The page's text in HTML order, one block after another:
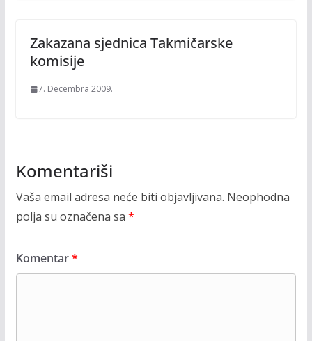
Zakazana sjednica Takmičarske
komisije
7. Decembra 2009.
Komentariši
Vaša email adresa neće biti objavljivana. Neophodna
polja su označena sa *
Komentar*